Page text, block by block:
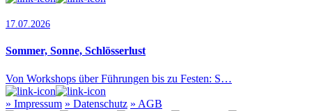
17.07.2026
Sommer, Sonne, Schlösserlust
Von Workshops über Führungen bis zu Festen: S…
» Impressum » Datenschutz » AGB